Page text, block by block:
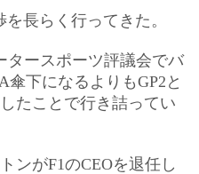
長らく行ってきた。
タースポーツ評議会でバ
下になるよりもGP2と
たことで行き詰ってい
ンがF1のCEOを退任し